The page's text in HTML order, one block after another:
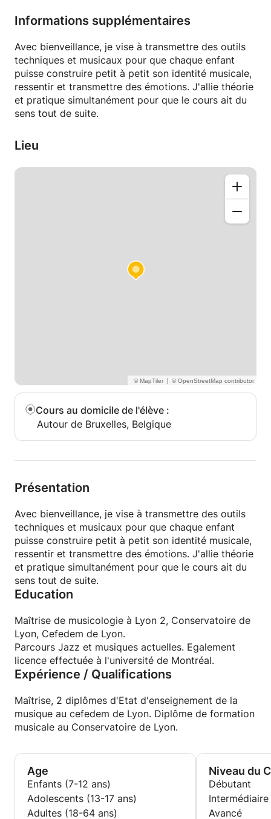
Mes spécialités sont la flûte traversière jazz et
classique; et le piano musiques actuelles
composition, mais j'enseigne également la formation
musicale en école de musique.
Différentes formules sont possibles: cours
individuel, à 2 ou à 3.
pour les adolescents et adultes c'est 45 minutes.
mon domicile.
Informations supplémentaires
Avec bienveillance, je vise à transmettre des outils
techniques et musicaux pour que chaque enfant
puisse construire petit à petit son identité musicale,
ressentir et transmettre des émotions. J'allie théorie
et pratique simultanément pour que le cours ait du
sens tout de suite.
Lieu
|
Cours au domicile de l'élève :
Autour de Bruxelles, Belgique
Présentation
Avec bienveillance, je vise à transmettre des outils
techniques et musicaux pour que chaque enfant
puisse construire petit à petit son identité musicale,
ressentir et transmettre des émotions. J'allie théorie
et pratique simultanément pour que le cours ait du
sens tout de suite.
Education
Maîtrise de musicologie à Lyon 2, Conservatoire de
Lyon, Cefedem de Lyon.
Parcours Jazz et musiques actuelles. Egalement
licence effectuée à l'université de Montréal.
Expérience / Qualifications
Maîtrise, 2 diplômes d'Etat d'enseignement de la
musique au cefedem de Lyon. Diplôme de formation
musicale au Conservatoire de Lyon.
Age
Enfants (7-12 ans)
Adolescents (13-17 ans)
Adultes (18-64 ans)
Niveau du
Débutant
Intermédiaire
Avancé